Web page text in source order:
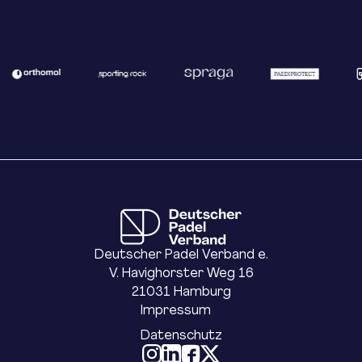
Yannik Mann – Trainer Seniorinnen
Yannik Mann die Kaderzusammenstellung und
sind verantwortlich für Sichtungen und die
Vorbereitung auf internationale Wettkämpfe.
Deutscher Padel Verband e.
V. Havighorster Weg 16
21031 Hamburg
Impressum
Datenschutz